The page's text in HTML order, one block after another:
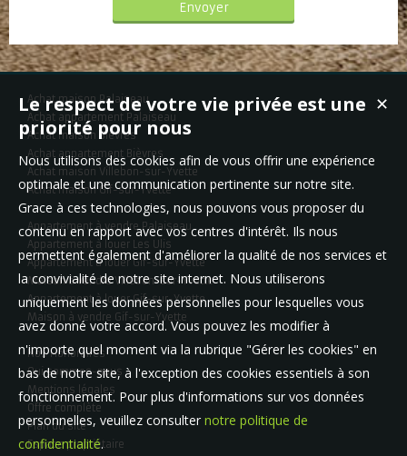
Achat maison Palaiseau
Achat appartement Palaiseau
Achat maison Bièvres
Achat appartement Bièvres
Achat maison Villebon-sur-Yvette
Achat maison Gif-sur-Yvette
Appartement à vendre Palaiseau
Appartement à louer Les Ulis
Appartement à louer Gif-sur-Yvette
Maison à vendre Villebon-sur-Yvette
Appartement à louer Gif-sur-Yvette
Maison à vendre Gif-sur-Yvette
Nos Honoraires
Qui sommes-nous
Mentions légales
Offre complète
Plan du site
Espace propriétaire
✕
Le respect de votre vie privée est une
priorité pour nous
Nous utilisons des cookies afin de vous offrir une expérience
optimale et une communication pertinente sur notre site.
Grace à ces technologies, nous pouvons vous proposer du
contenu en rapport avec vos centres d'intérêt. Ils nous
permettent également d'améliorer la qualité de nos services et
la convivialité de notre site internet. Nous utiliserons
uniquement les données personnelles pour lesquelles vous
avez donné votre accord. Vous pouvez les modifier à
n'importe quel moment via la rubrique "Gérer les cookies" en
bas de notre site, à l'exception des cookies essentiels à son
fonctionnement. Pour plus d'informations sur vos données
personnelles, veuillez consulter notre politique de
confidentialité.